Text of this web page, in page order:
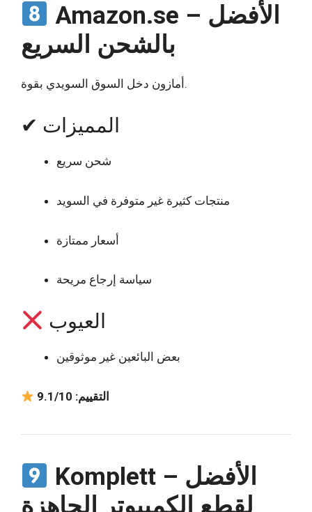
Amazon.se – الأفضل
بالشحن السريع
أمازون دخل السوق السويدي بقوة.
✔ المميزات
شحن سريع
منتجات كثيرة غير متوفرة في السويد
أسعار ممتازة
سياسة إرجاع مريحة
العيوب
بعض البائعين غير موثوقين
التقييم: 9.1/10
Komplett – الأفضل
لقطع الكمبيوتر الجاهزة